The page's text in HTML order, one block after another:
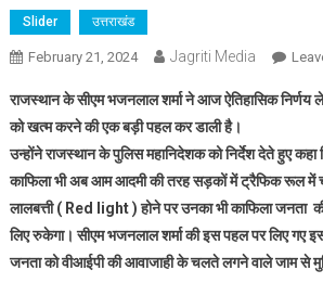
Slider उत्तराखंड
February 21, 2024 Jagriti Media
राजस्थान के सीएम भजनलाल शर्मा ने आज ऐतिहासिक निर्णय
को खत्म करने की एक बड़ी पहल कर डाली है।
उन्होंने राजस्थान के पुलिस महानिदेशक को निर्देश देते हुए कहा
काफिला भी अब आम आदमी की तरह सड़कों में ट्रैफिक रूल में
लालबत्ती ( Red light ) होने पर उनका भी काफिला जनता
लिए रुकेगा। सीएम भजनलाल शर्मा की इस पहल पर लिए गए
जनता को वीआईपी की आवाजाही के चलते लगने वाले जाम से